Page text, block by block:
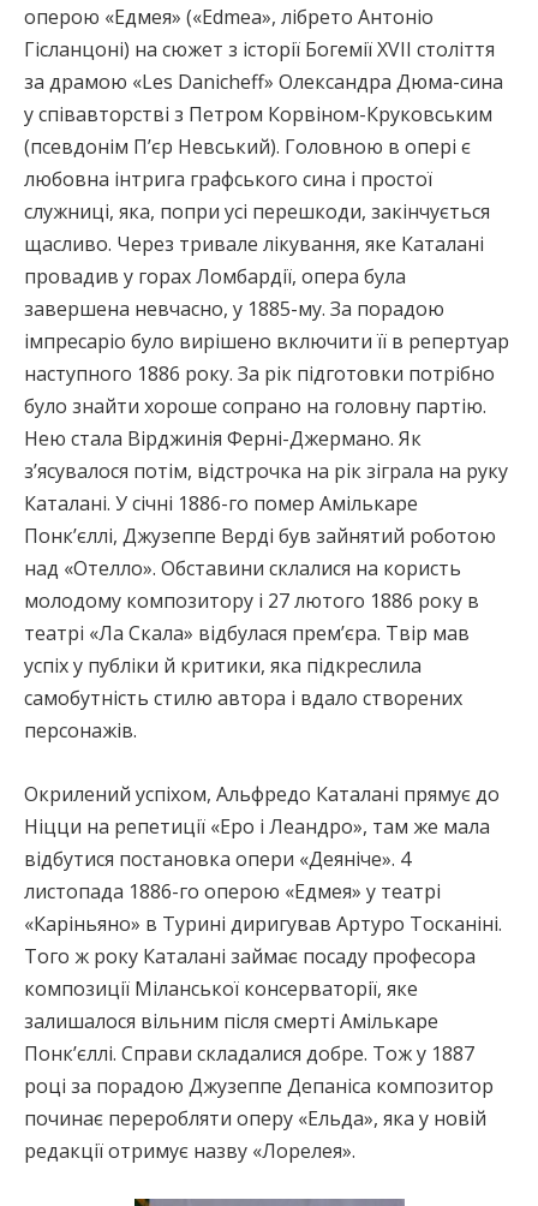
оперою «Едмея» («Edmea», лібрето Антоніо
Гісланцоні) на сюжет з історії Богемії ХVII століття
за драмою «Les Danicheff» Олександра Дюма-сина
у співавторстві з Петром Корвіном-Круковським
(псевдонім П’єр Невський). Головною в опері є
любовна інтрига графського сина і простої
служниці, яка, попри усі перешкоди, закінчується
щасливо. Через тривале лікування, яке Каталані
провадив у горах Ломбардії, опера була
завершена невчасно, у 1885-му. За порадою
імпресаріо було вирішено включити її в репертуар
наступного 1886 року. За рік підготовки потрібно
було знайти хороше сопрано на головну партію.
Нею стала Вірджинія Ферні-Джермано. Як
з’ясувалося потім, відстрочка на рік зіграла на руку
Каталані. У січні 1886-го помер Амількаре
Понк’єллі, Джузеппе Верді був зайнятий роботою
над «Отелло». Обставини склалися на користь
молодому композитору і 27 лютого 1886 року в
театрі «Ла Скала» відбулася прем’єра. Твір мав
успіх у публіки й критики, яка підкреслила
самобутність стилю автора і вдало створених
персонажів.
Окрилений успіхом, Альфредо Каталані прямує до
Ніцци на репетиції «Еро і Леандро», там же мала
відбутися постановка опери «Деяніче». 4
листопада 1886-го оперою «Едмея» у театрі
«Каріньяно» в Турині диригував Артуро Тосканіні.
Того ж року Каталані займає посаду професора
композиції Міланської консерваторії, яке
залишалося вільним після смерті Амількаре
Понк’єллі. Справи складалися добре. Тож у 1887
році за порадою Джузеппе Депаніса композитор
починає переробляти оперу «Ельда», яка у новій
редакції отримує назву «Лорелея».